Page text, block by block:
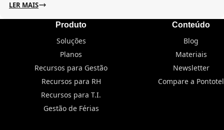
LER MAIS
Produto
Soluções
Planos
Recursos para Gestão
Recursos para RH
Recursos para T.I.
Gestão de Férias
Conteúdo
Blog
Materiais
Newsletter
Compare a Pontotel